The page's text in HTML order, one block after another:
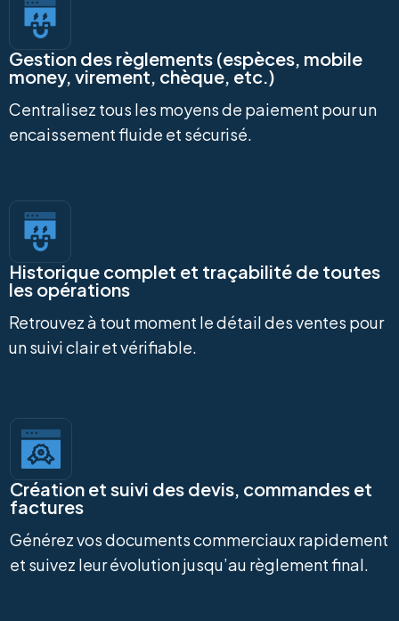
Gestion des règlements (espèces, mobile
money, virement, chèque, etc.)
Centralisez tous les moyens de paiement pour un
encaissement fluide et sécurisé.
Historique complet et traçabilité de toutes
les opérations
Retrouvez à tout moment le détail des ventes pour
un suivi clair et vérifiable.
Création et suivi des devis, commandes et
factures
Générez vos documents commerciaux rapidement
et suivez leur évolution jusqu’au règlement final.